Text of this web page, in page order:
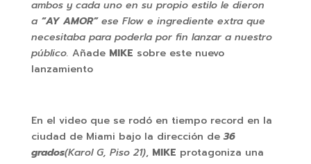
ambos y cada uno en su propio estilo le dieron
a “AY AMOR”ese Flow e ingrediente extra que
necesitaba para poderla por fin lanzar a nuestro
público. Añade MIKE sobre este nuevo
lanzamiento
En el video que se rodó en tiempo record en la
ciudad de Miami bajo la dirección de 36
grados(Karol G, Piso 21), MIKE protagoniza una